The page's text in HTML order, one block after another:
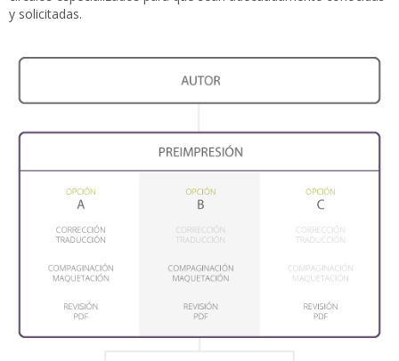
y solicitadas.